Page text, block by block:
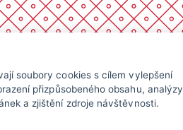
vyhrazena.
soubory cookies s cílem vylepšení
přizpůsobeného obsahu, analýzy
a zjištění zdroje návštěvnosti.